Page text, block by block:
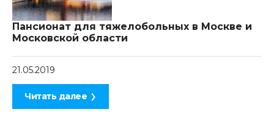
Пансионат для тяжелобольных в Москве и
Московской области
21.05.2019
Читать далее